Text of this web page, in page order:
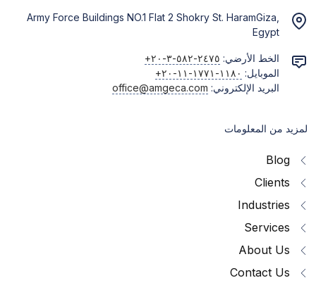
Army Force Buildings NO.1 Flat 2 Shokry St. HaramGiza,
Egypt
الخط الأرضي: +٢٠-٣-٥٨٢-٢٤٧٥
الموبايل: +٢٠-١١-١٧٧١-١١٨٠
البريد الإلكتروني: office@amgeca.com
لمزيد من المعلومات
Blog
Clients
Industries
Services
About Us
Contact Us